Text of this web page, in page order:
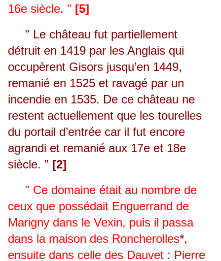
16e siècle. " [5]
" Le château fut partiellement
détruit en 1419 par les Anglais qui
occupèrent Gisors jusqu’en 1449,
remanié en 1525 et ravagé par un
incendie en 1535. De ce château ne
restent actuellement que les tourelles
du portail d’entrée car il fut encore
agrandi et remanié aux 17e et 18e
siècle. " [2]
" Ce domaine était au nombre de
ceux que possédait Enguerrand de
Marigny dans le Vexin, puis il passa
dans la maison des Roncherolles*,
ensuite dans celle des Dauvet : Pierre